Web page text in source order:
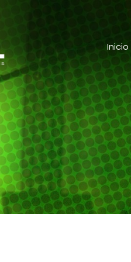
Inicio